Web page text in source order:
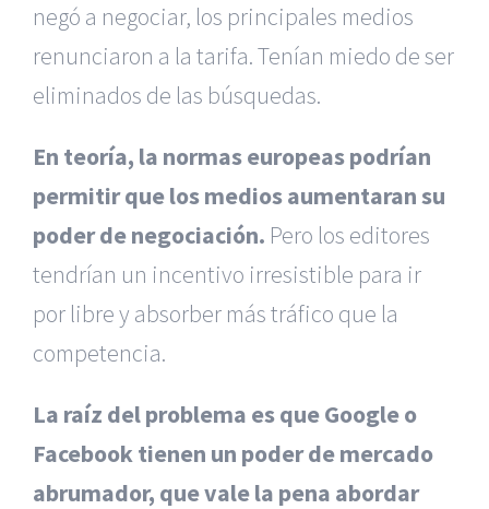
negó a negociar, los principales medios
renunciaron a la tarifa. Tenían miedo de ser
eliminados de las búsquedas.
En teoría, la normas europeas podrían
permitir que los medios aumentaran su
poder de negociación. Pero los editores
tendrían un incentivo irresistible para ir
por libre y absorber más tráfico que la
competencia.
La raíz del problema es que Google o
Facebook tienen un poder de mercado
abrumador, que vale la pena abordar